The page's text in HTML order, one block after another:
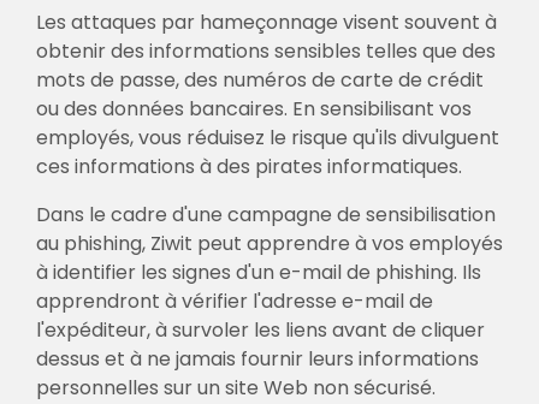
Les attaques par hameçonnage visent souvent à
obtenir des informations sensibles telles que des
mots de passe, des numéros de carte de crédit
ou des données bancaires. En sensibilisant vos
employés, vous réduisez le risque qu'ils divulguent
ces informations à des pirates informatiques.
Dans le cadre d'une campagne de sensibilisation
au phishing, Ziwit peut apprendre à vos employés
à identifier les signes d'un e-mail de phishing. Ils
apprendront à vérifier l'adresse e-mail de
l'expéditeur, à survoler les liens avant de cliquer
dessus et à ne jamais fournir leurs informations
personnelles sur un site Web non sécurisé.